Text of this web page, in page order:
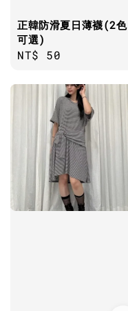
正韓防滑夏日薄襪(2色
可選)
Regular
NT$ 50